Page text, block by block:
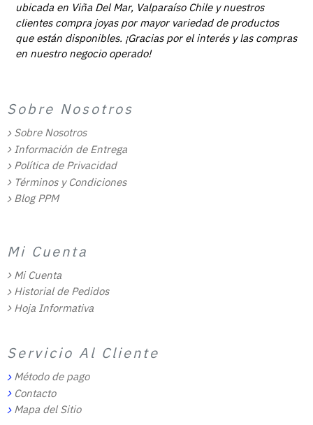
ubicada en Viña Del Mar, Valparaíso Chile y nuestros
clientes compra joyas por mayor variedad de productos
que están disponibles. ¡Gracias por el interés y las compras
en nuestro negocio operado!
Sobre Nosotros
Sobre Nosotros
Información de Entrega
Política de Privacidad
Términos y Condiciones
Blog PPM
Mi Cuenta
Mi Cuenta
Historial de Pedidos
Hoja Informativa
Servicio Al Cliente
Método de pago
Contacto
Mapa del Sitio